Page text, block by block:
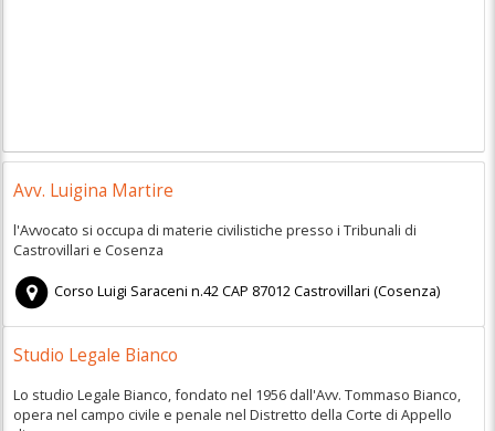
Avv. Luigina Martire
l'Avvocato si occupa di materie civilistiche presso i Tribunali di
Castrovillari e Cosenza
Corso Luigi Saraceni n.42CAP 87012Castrovillari (Cosenza)
Studio Legale Bianco
Lo studio Legale Bianco, fondato nel 1956 dall'Avv. Tommaso Bianco,
opera nel campo civile e penale nel Distretto della Corte di Appello